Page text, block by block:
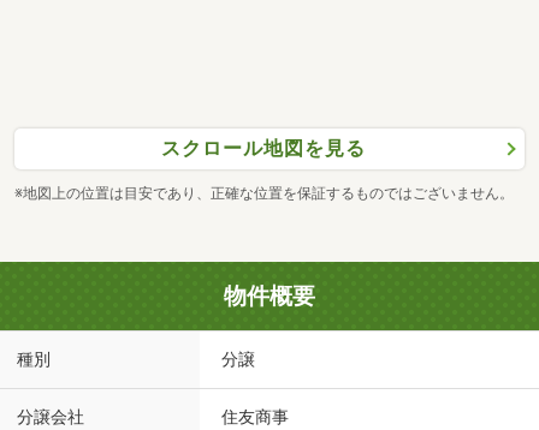
スクロール地図を見る
※地図上の位置は目安であり、正確な位置を保証するものではございません。
物件概要
種別 分譲
分譲会社 住友商事